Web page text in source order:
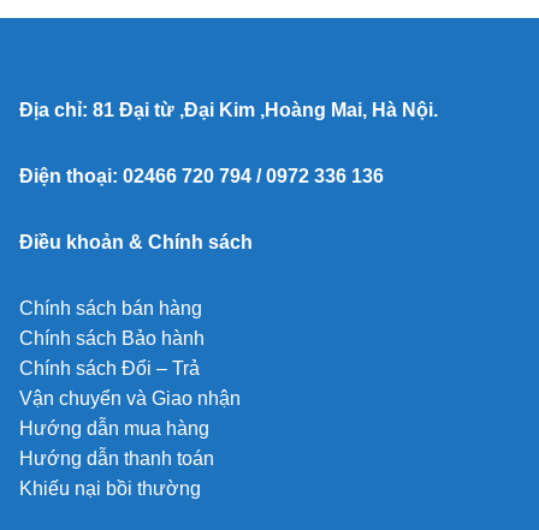
Địa chỉ: 81 Đại từ ,Đại Kim ,Hoàng Mai, Hà Nội.
Điện thoại: 02466 720 794 / 0972 336 136
Điều khoản & Chính sách
Chính sách bán hàng
Chính sách Bảo hành
Chính sách Đổi – Trả
Vận chuyển và Giao nhận
Hướng dẫn mua hàng
Hướng dẫn thanh toán
Khiếu nại bồi thường